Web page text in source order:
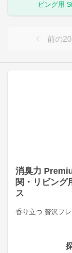
消臭力
関・リビング
ス
香り立つ 贅沢フ
ビング用
前の20